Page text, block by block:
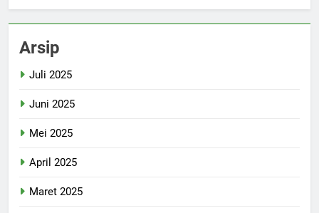
Arsip
Juli 2025
Juni 2025
Mei 2025
April 2025
Maret 2025